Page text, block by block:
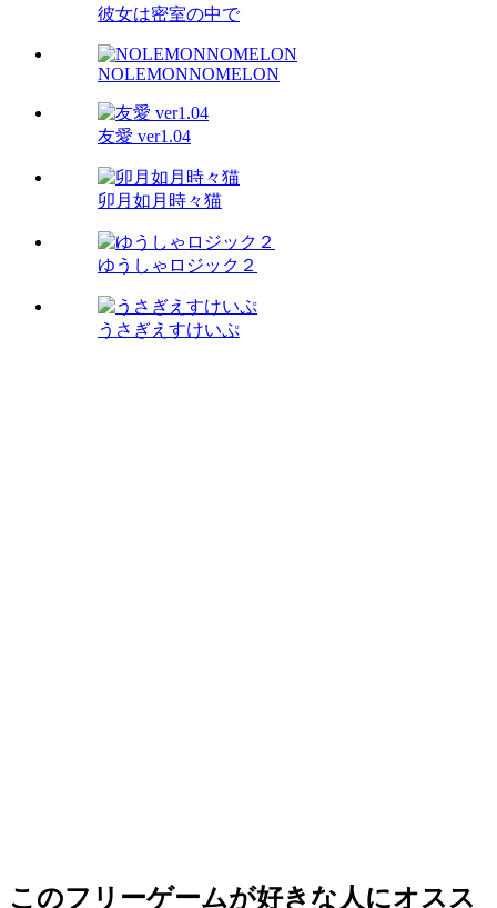
彼女は密室の中で
NOLEMONNOMELON
友愛 ver1.04
卯月如月時々猫
ゆうしゃロジック２
うさぎえすけいぷ
このフリーゲームが好きな人にオスス